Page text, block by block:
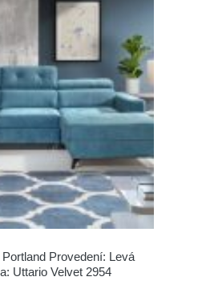
Provedení: Levá
Uttario Velvet 2954